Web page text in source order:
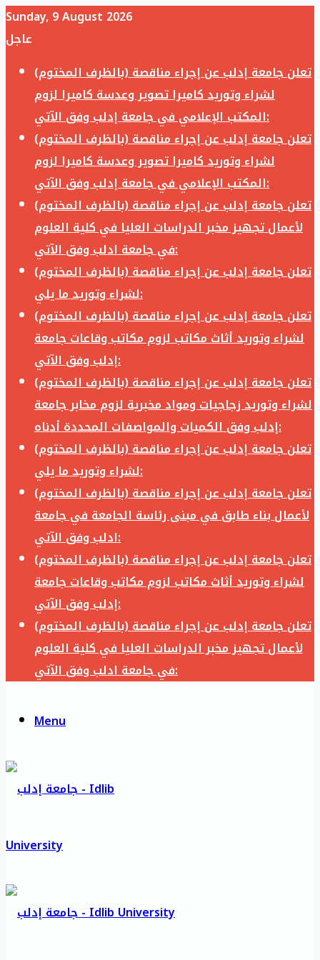
Sunday, 9 August 2026
عاجل
تعلن جامعة إدلب عن إجراء مناقصة (بالظرف المختوم)
لشراء وتوريد كاميرا تصوير وعدسة كاميرا لزوم
المكتب الإعلامي في جامعة إدلب وفق الآتي:
تعلن جامعة إدلب عن إجراء مناقصة (بالظرف المختوم)
لشراء وتوريد كاميرا تصوير وعدسة كاميرا لزوم
المكتب الإعلامي في جامعة إدلب وفق الآتي:
تعلن جامعة إدلب عن إجراء مناقصة (بالظرف المختوم)
لأعمال تجهيز مخبر الدراسات العليا في كلية العلوم
في جامعة ادلب وفق الآتي:
تعلن جامعة إدلب عن إجراء مناقصة (بالظرف المختوم)
لشراء وتوريد ما يلي:
تعلن جامعة إدلب عن إجراء مناقصة (بالظرف المختوم)
لشراء وتوريد أثاث مكاتب لزوم مكاتب وقاعات جامعة
إدلب وفق الآتي:
تعلن جامعة إدلب عن إجراء مناقصة (بالظرف المختوم)
لشراء وتوريد زجاجيات ومواد مخبرية لزوم مخابر جامعة
إدلب وفق الكميات والمواصفات المحددة أدناه:
تعلن جامعة إدلب عن إجراء مناقصة (بالظرف المختوم)
لشراء وتوريد ما يلي:
تعلن جامعة إدلب عن إجراء مناقصة (بالظرف المختوم)
لأعمال بناء طابق في مبنى رئاسة الجامعة في جامعة
ادلب وفق الآتي:
تعلن جامعة إدلب عن إجراء مناقصة (بالظرف المختوم)
لشراء وتوريد أثاث مكاتب لزوم مكاتب وقاعات جامعة
إدلب وفق الآتي:
تعلن جامعة إدلب عن إجراء مناقصة (بالظرف المختوم)
لأعمال تجهيز مخبر الدراسات العليا في كلية العلوم
في جامعة ادلب وفق الآتي:
Menu